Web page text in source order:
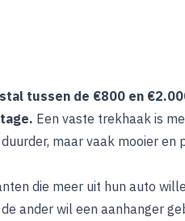
tussen de €800 en
Een vaste trekhaak is
maar vaak mooier en
die meer uit hun auto
ander wil een aanhanger